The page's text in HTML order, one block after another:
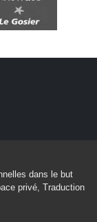
dans le but
privé, Traduction